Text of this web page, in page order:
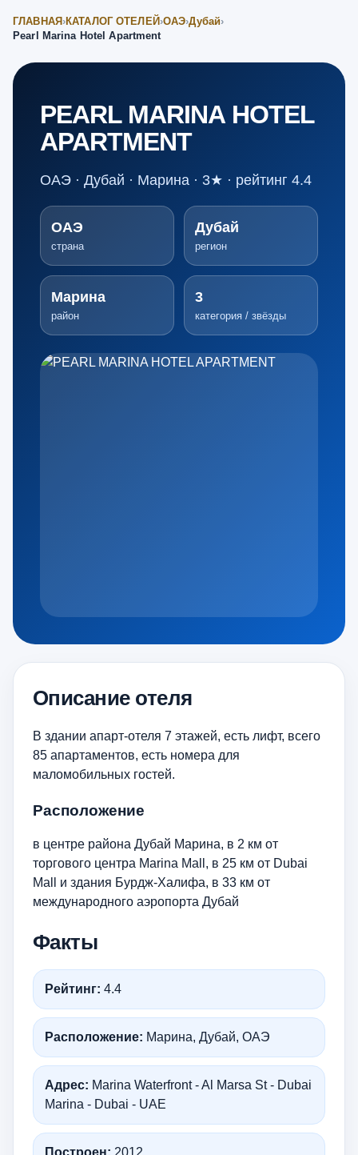
ГЛАВНАЯ ›КАТАЛОГ ОТЕЛЕЙ ›ОАЭ›Дубай›
Pearl Marina Hotel Apartment
PEARL MARINA HOTEL
APARTMENT
ОАЭ · Дубай · Марина · 3★ · рейтинг 4.4
ОАЭ
страна
Дубай
регион
Марина
район
3
категория / звёзды
Описание отеля
В здании апарт-отеля 7 этажей, есть лифт, всего
85 апартаментов, есть номера для
маломобильных гостей.
Расположение
в центре района Дубай Марина, в 2 км от
торгового центра Marina Mall, в 25 км от Dubai
Mall и здания Бурдж-Халифа, в 33 км от
международного аэропорта Дубай
Факты
Рейтинг: 4.4
Расположение: Марина, Дубай, ОАЭ
Адрес: Marina Waterfront - Al Marsa St - Dubai
Marina - Dubai - UAE
Построен: 2012